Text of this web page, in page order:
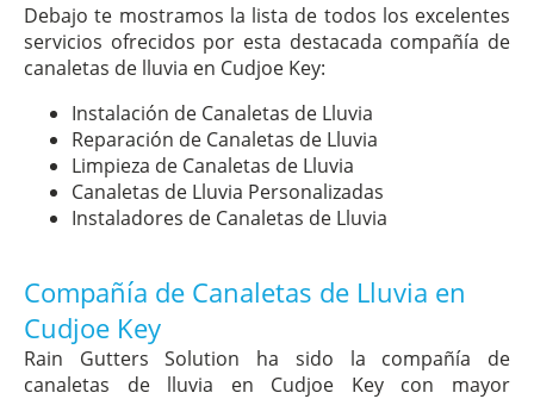
Debajo te mostramos la lista de todos los excelentes
servicios ofrecidos por esta destacada compañía de
canaletas de lluvia en Cudjoe Key:
Instalación de Canaletas de Lluvia
Reparación de Canaletas de Lluvia
Limpieza de Canaletas de Lluvia
Canaletas de Lluvia Personalizadas
Instaladores de Canaletas de Lluvia
Compañía de Canaletas de Lluvia en
Cudjoe Key
Rain Gutters Solution ha sido la compañía de
canaletas de lluvia en Cudjoe Key con mayor